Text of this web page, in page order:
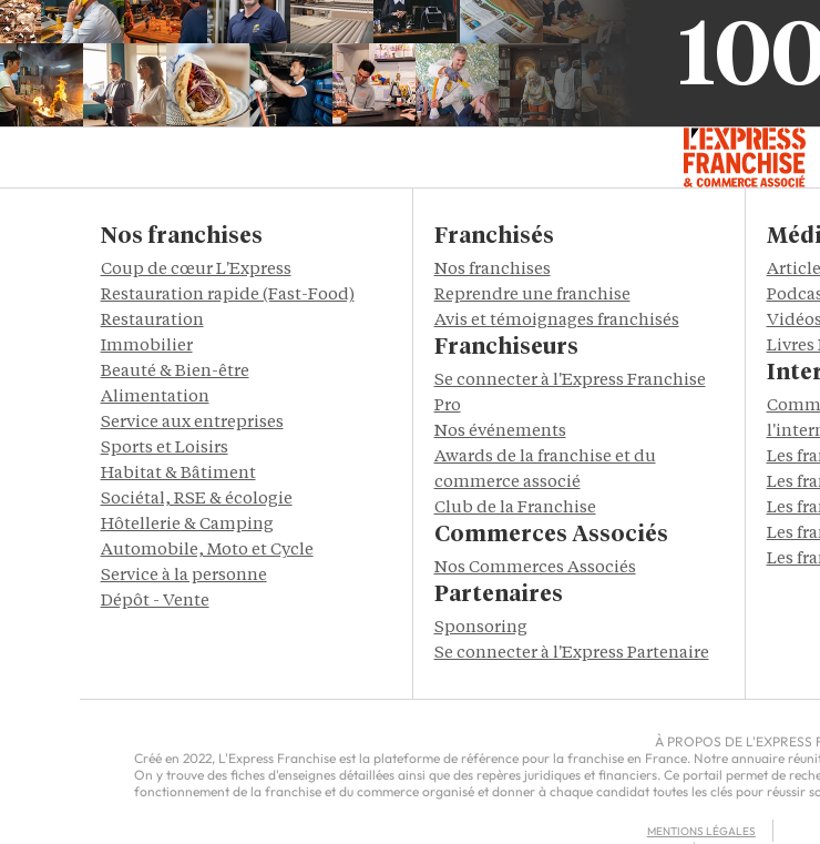
Nos franchises
Coup de cœur L'Express
Restauration rapide (Fast-Food)
Restauration
Immobilier
Beauté & Bien-être
Alimentation
Service aux entreprises
Sports et Loisirs
Habitat & Bâtiment
Sociétal, RSE & écologie
Hôtellerie & Camping
Automobile, Moto et Cycle
Service à la personne
Dépôt - Vente
Franchisés
Nos franchises
Reprendre une franchise
Avis et témoignages franchisés
Franchiseurs
Se connecter à l'Express Franchise
Pro
Nos événements
Awards de la franchise et du
commerce associé
Club de la Franchise
Commerces Associés
Nos Commerces Associés
Partenaires
Sponsoring
Se connecter à l'Express Partenaire
Vidéos
Livres
Les
Les
Les
Les
Les
À PROPOS DE L'EXPRESS
Créé en 2022, L'Express Franchise est la plateforme de référence pour la franchise en France. Notre annuaire
On y trouve des fiches d'enseignes détaillées ainsi que des repères juridiques et financiers. Ce portail permet de
fonctionnement de la franchise et du commerce organisé et donner à chaque candidat toutes les clés pour réussir
MENTIONS LÉGALES